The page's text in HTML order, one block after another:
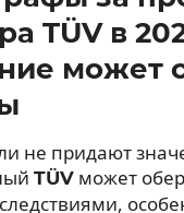
TÜV в
может
не придают
TÜVможет